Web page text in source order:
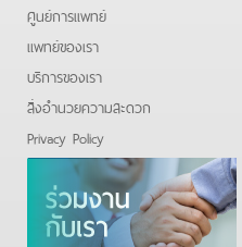
ศูนย์การแพทย์
แพทย์ของเรา
บริการของเรา
สิ่งอำนวยความสะดวก
Privacy Policy